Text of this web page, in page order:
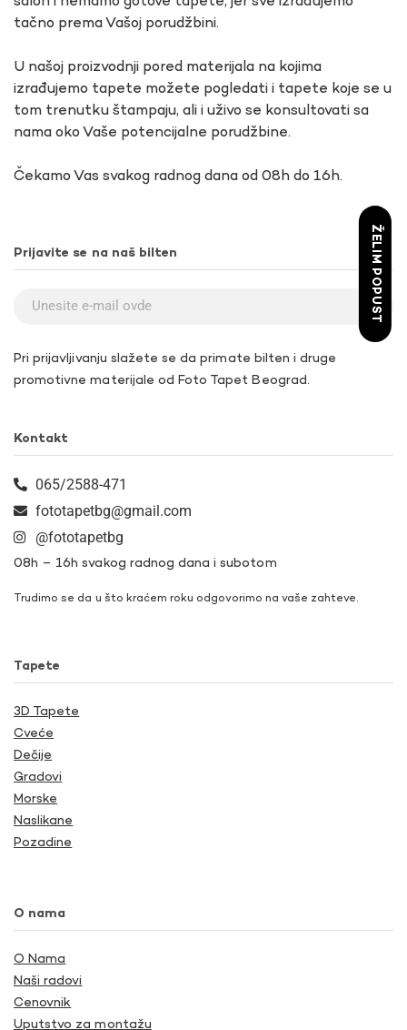
tačno prema Vašoj porudžbini.
U našoj proizvodnji pored materijala na kojima
izrađujemo tapete možete pogledati i tapete koje se u
tom trenutku štampaju, ali i uživo se konsultovati sa
nama oko Vaše potencijalne porudžbine.
Čekamo Vas svakog radnog dana od 08h do 16h.
Prijavite se na naš bilten
Pri prijavljivanju slažete se da primate bilten i druge
promotivne materijale od Foto Tapet Beograd.
Kontakt
065/2588-471
fototapetbg@gmail.com
@fototapetbg
08h – 16h svakog radnog dana i subotom
Trudimo se da u što kraćem roku odgovorimo na vaše zahteve.
Tapete
3D Tapete
Cveće
Dečije
Gradovi
Morske
Naslikane
Pozadine
O nama
O Nama
Naši radovi
Cenovnik
Uputstvo za montažu
ŽELIM POPUST